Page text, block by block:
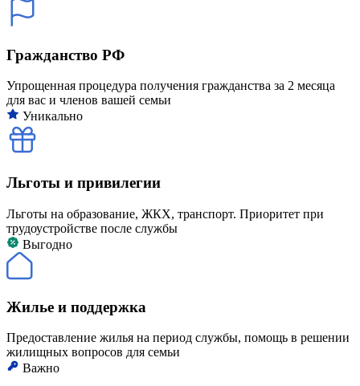
Гражданство РФ
Упрощенная процедура получения гражданства за 2 месяца
для вас и членов вашей семьи
Уникально
Льготы и привилегии
Льготы на образование, ЖКХ, транспорт. Приоритет при
трудоустройстве после службы
Выгодно
Жилье и поддержка
Предоставление жилья на период службы, помощь в решении
жилищных вопросов для семьи
Важно